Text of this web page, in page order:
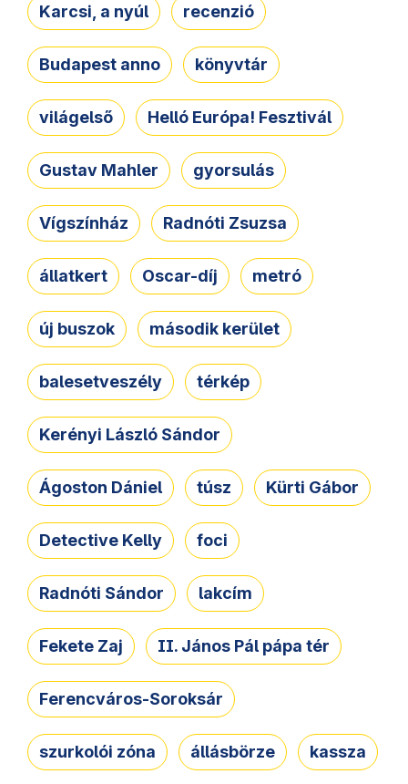
Karcsi, a nyúl recenzió
Budapest anno könyvtár
világelső Helló Európa! Fesztivál
Gustav Mahler gyorsulás
Vígszínház Radnóti Zsuzsa
állatkert Oscar-díj metró
új buszok második kerület
balesetveszély térkép
Kerényi László Sándor
Ágoston Dániel túsz Kürti Gábor
Detective Kelly foci
Radnóti Sándor lakcím
Fekete Zaj II. János Pál pápa tér
Ferencváros-Soroksár
szurkolói zóna állásbörze kassza